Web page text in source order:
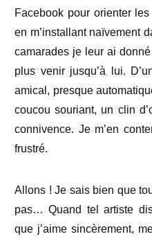
Facebook pour orienter
en m’installant naïvement
camarades je leur ai
plus venir jusqu’à lui.
amical, presque
coucou souriant, un clin
connivence. Je m’en
frustré.
Allons ! Je sais bien que
pas… Quand tel artiste
que j’aime sincèrement,